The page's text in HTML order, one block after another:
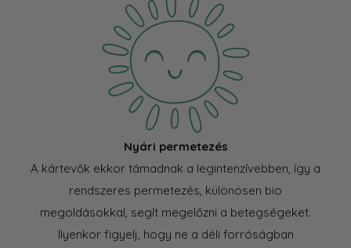
Nyári permetezés
A kártevők ekkor támadnak a legintenzívebben, így a
rendszeres permetezés, különösen bio
megoldásokkal, segít megelőzni a betegségeket.
Ilyenkor figyelj, hogy ne a déli forróságban